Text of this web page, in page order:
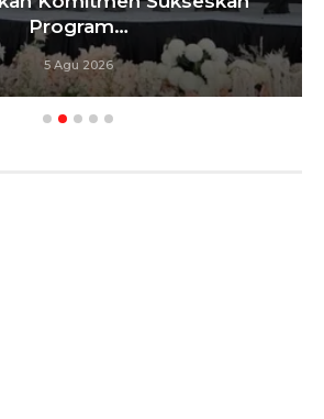
Bandung…
5 Agu 2026